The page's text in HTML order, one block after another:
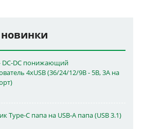
DC-DC понижающий
4xUSB (36/24/12/9В - 5В, 3А на
Type-C папа на USB-A папа (USB 3.1)